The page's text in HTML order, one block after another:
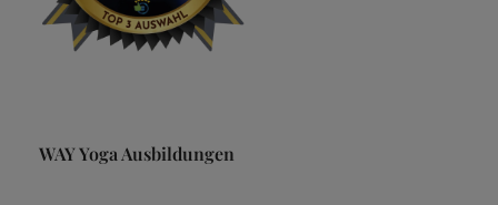
WAY Yoga Ausbildungen